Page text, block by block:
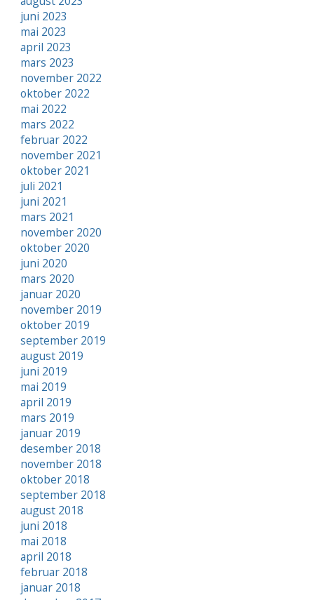
juni 2023
mai 2023
april 2023
mars 2023
november 2022
oktober 2022
mai 2022
mars 2022
februar 2022
november 2021
oktober 2021
juli 2021
juni 2021
mars 2021
november 2020
oktober 2020
juni 2020
mars 2020
januar 2020
november 2019
oktober 2019
september 2019
august 2019
juni 2019
mai 2019
april 2019
mars 2019
januar 2019
desember 2018
november 2018
oktober 2018
september 2018
august 2018
juni 2018
mai 2018
april 2018
februar 2018
januar 2018